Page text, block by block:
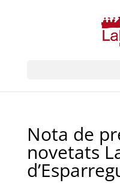
Nota de
novetats